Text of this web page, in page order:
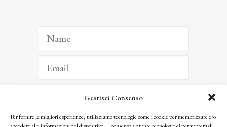
Gestisci Consenso
Per fornire le migliori esperienze, utilizziamo tecnologie come i cookie per memorizzare e/o
ISCRIVITI